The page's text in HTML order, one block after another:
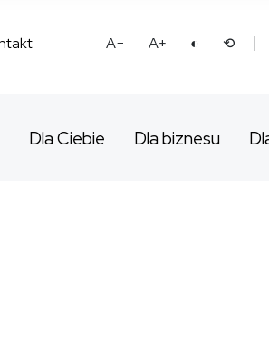
A− A+ ◐ ⟲
Dla Ciebie Dla biznesu